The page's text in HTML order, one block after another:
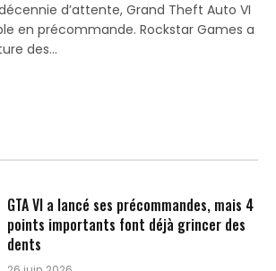
d’attente, Grand Theft Auto VI
en précommande. Rockstar Games a
des…
GTA VI a lancé ses précommandes, mais 4
points importants font déjà grincer des
dents